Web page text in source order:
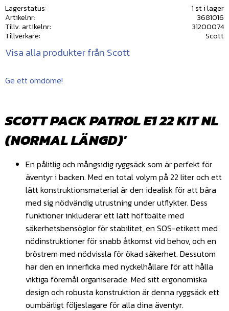
Lagerstatus
1 st i lager
Artikelnr
3681016
Tillv. artikelnr
31200074
Tillverkare
Scott
Visa alla produkter från Scott
Ge ett omdöme!
SCOTT PACK PATROL E1 22 KIT NL
(NORMAL LÄNGD)'
En pålitlig och mångsidig ryggsäck som är perfekt för
äventyr i backen. Med en total volym på 22 liter och ett
lätt konstruktionsmaterial är den idealisk för att bära
med sig nödvändig utrustning under utflykter. Dess
funktioner inkluderar ett lätt höftbälte med
säkerhetsbensöglor för stabilitet, en SOS-etikett med
nödinstruktioner för snabb åtkomst vid behov, och en
bröstrem med nödvissla för ökad säkerhet. Dessutom
har den en innerficka med nyckelhållare för att hålla
viktiga föremål organiserade. Med sitt ergonomiska
design och robusta konstruktion är denna ryggsäck ett
oumbärligt följeslagare för alla dina äventyr.